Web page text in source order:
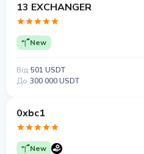
13 EXCHANGER
New
Від 501 USDT
До 300 000 USDT
0xbc1
New